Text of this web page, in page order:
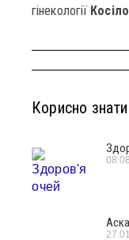
гінекології
Корисно знати